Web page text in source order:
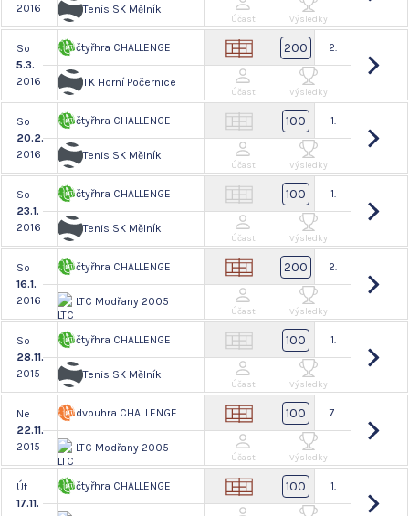
2016
Tenis SK Mělník
Účast Výsledky
So
5.3.
2016
čtyřhra CHALLENGE
TK Horní Počernice
200 2.
Účast Výsledky
So
20.2.
2016
čtyřhra CHALLENGE
Tenis SK Mělník
100 1.
Účast Výsledky
So
23.1.
2016
čtyřhra CHALLENGE
Tenis SK Mělník
100 1.
Účast Výsledky
So
16.1.
2016
čtyřhra CHALLENGE
LTC Modřany 2005
200 2.
Účast Výsledky
So
28.11.
2015
čtyřhra CHALLENGE
Tenis SK Mělník
100 1.
Účast Výsledky
Ne
22.11.
2015
dvouhra CHALLENGE
LTC Modřany 2005
100 7.
Účast Výsledky
Út
17.11.
čtyřhra CHALLENGE 100 1.